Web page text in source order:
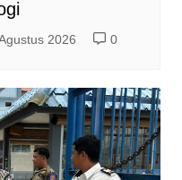
2026 0